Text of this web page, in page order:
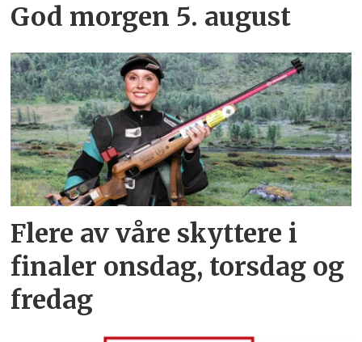
God morgen 5. august
Flere av våre skyttere i
finaler onsdag, torsdag og
fredag